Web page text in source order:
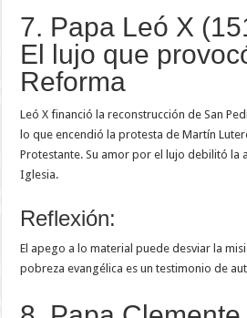
7. Papa Leó X
El lujo que
Reforma
Leó X financió la reconstrucción de San
lo que encendió la protesta de Martín
Protestante. Su amor por el lujo debilitó la
Iglesia.
Reflexión:
El apego a lo material puede desviar la
pobreza evangélica es un testimonio de